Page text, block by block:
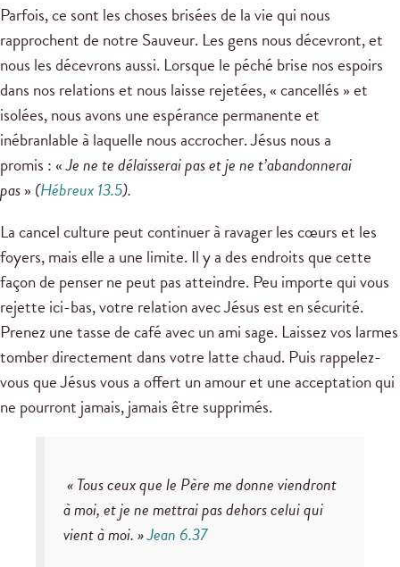
Parfois, ce sont les choses brisées de la vie qui nous
rapprochent de notre Sauveur. Les gens nous décevront, et
nous les décevrons aussi. Lorsque le péché brise nos espoirs
dans nos relations et nous laisse rejetées, « cancellés » et
isolées, nous avons une espérance permanente et
inébranlable à laquelle nous accrocher. Jésus nous a
promis : «Je ne te délaisserai pas et je ne t’abandonnerai
pas» (Hébreux 13.5).
La cancel culture peut continuer à ravager les cœurs et les
foyers, mais elle a une limite. Il y a des endroits que cette
façon de penser ne peut pas atteindre. Peu importe qui vous
rejette ici-bas, votre relation avec Jésus est en sécurité.
Prenez une tasse de café avec un ami sage. Laissez vos larmes
tomber directement dans votre latte chaud. Puis rappelez-
vous que Jésus vous a offert un amour et une acceptation qui
ne pourront jamais, jamais être supprimés.
« Tous ceux que le Père me donne viendront
à moi, et je ne mettrai pas dehors celui qui
vient à moi. »Jean 6.37